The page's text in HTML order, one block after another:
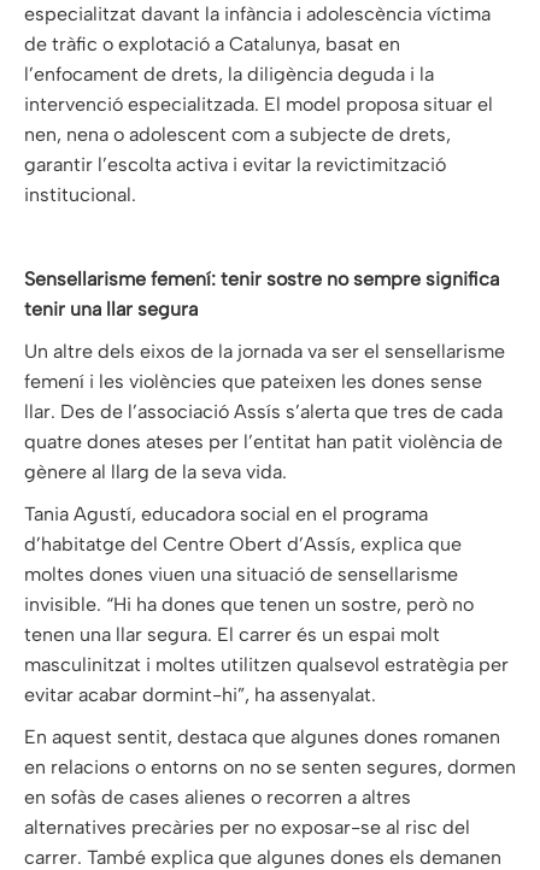
especialitzat davant la infància i adolescència víctima
de tràfic o explotació a Catalunya, basat en
l’enfocament de drets, la diligència deguda i la
intervenció especialitzada. El model proposa situar el
nen, nena o adolescent com a subjecte de drets,
garantir l’escolta activa i evitar la revictimització
institucional.
Sensellarisme femení: tenir sostre no sempre significa
tenir una llar segura
Un altre dels eixos de la jornada va ser el sensellarisme
femení i les violències que pateixen les dones sense
llar. Des de l’associació Assís s’alerta que tres de cada
quatre dones ateses per l’entitat han patit violència de
gènere al llarg de la seva vida.
Tania Agustí, educadora social en el programa
d’habitatge del Centre Obert d’Assís, explica que
moltes dones viuen una situació de sensellarisme
invisible. “Hi ha dones que tenen un sostre, però no
tenen una llar segura. El carrer és un espai molt
masculinitzat i moltes utilitzen qualsevol estratègia per
evitar acabar dormint-hi”, ha assenyalat.
En aquest sentit, destaca que algunes dones romanen
en relacions o entorns on no se senten segures, dormen
en sofàs de cases alienes o recorren a altres
alternatives precàries per no exposar-se al risc del
carrer. També explica que algunes dones els demanen